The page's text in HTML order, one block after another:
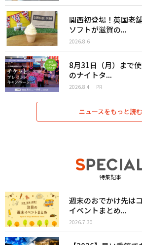
関西初登場！英国老
ソフトが滋賀の...
2026.8.6
8月31日（月）まで使
のナイトタ...
2026.8.4 PR
ニュースをもっと読む
特集記事
週末のおでかけ先は
イベントまとめ...
2026.7.30